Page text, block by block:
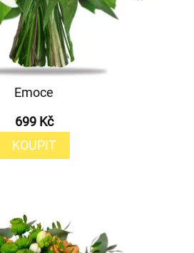
Emoce
699 Kč
KOUPIT